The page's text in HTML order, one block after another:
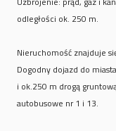
odległości ok. 250 m.
Nieruchomość znajduje
Dogodny dojazd do
i ok.250 m drogą
autobusowe nr 1 i 13.